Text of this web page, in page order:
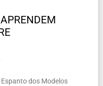
dos Modelos